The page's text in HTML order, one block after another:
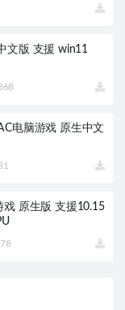
文版 支援 win11
电脑游戏 原生中文
戏 原生版 支援10.15
78